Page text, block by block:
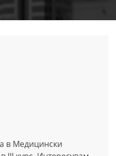
в Медицински